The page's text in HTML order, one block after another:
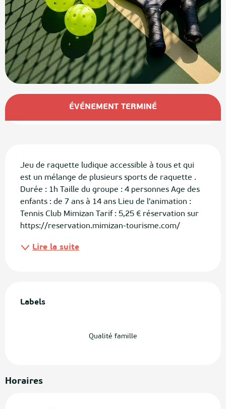
Ouverture et coordonnées
ÉVÉNEMENT TERMINÉ
Jeu de raquette ludique accessible à tous et qui
est un mélange de plusieurs sports de raquette .
Durée : 1h Taille du groupe : 4 personnes Age des
enfants : de 7 ans à 14 ans Lieu de l'animation :
Tennis Club Mimizan Tarif : 5,25 € réservation sur
https://reservation.mimizan-tourisme.com/
Lire la suite
Labels
Labels
Qualité famille
Horaires